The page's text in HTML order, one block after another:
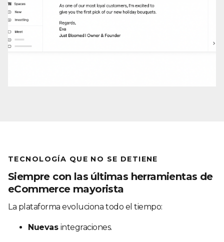
TECNOLOGÍA QUE NO SE DETIENE
Siempre con las últimas herramientas de
eCommerce mayorista
La plataforma evoluciona todo el tiempo:
Nuevas integraciones.